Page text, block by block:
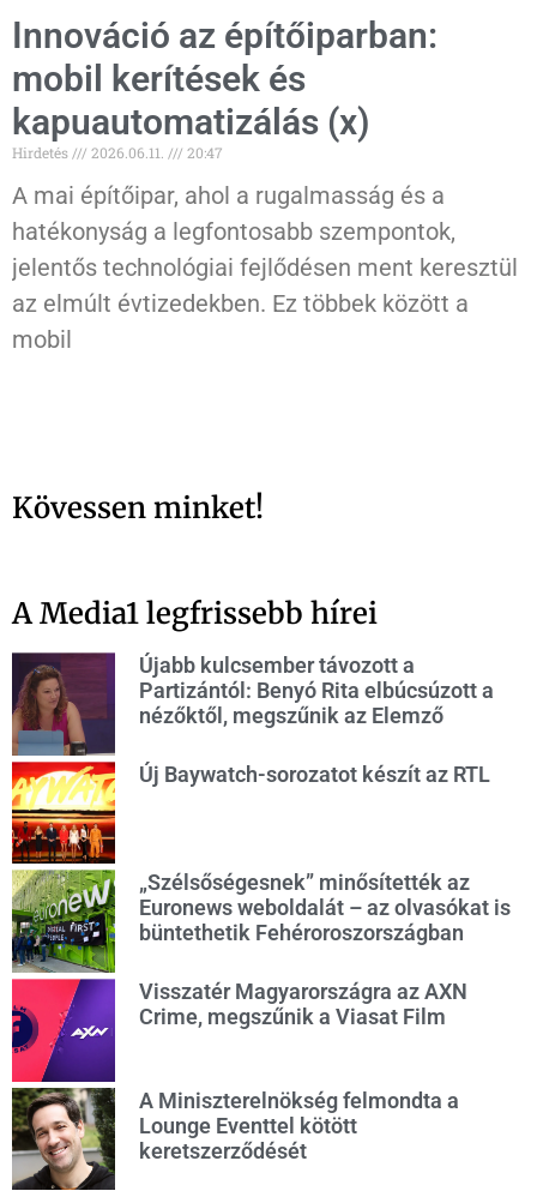
Innováció az építőiparban:
mobil kerítések és
kapuautomatizálás (x)
Hirdetés 2026.06.11. 20:47
A mai építőipar, ahol a rugalmasság és a
hatékonyság a legfontosabb szempontok,
jelentős technológiai fejlődésen ment keresztül
az elmúlt évtizedekben. Ez többek között a
mobil
Kövessen minket!
A Media1 legfrissebb hírei
Újabb kulcsember távozott a
Partizántól: Benyó Rita elbúcsúzott a
nézőktől, megszűnik az Elemző
Új Baywatch-sorozatot készít az RTL
„Szélsőségesnek” minősítették az
Euronews weboldalát – az olvasókat is
büntethetik Fehéroroszországban
Visszatér Magyarországra az AXN
Crime, megszűnik a Viasat Film
A Miniszterelnökség felmondta a
Lounge Eventtel kötött
keretszerződését